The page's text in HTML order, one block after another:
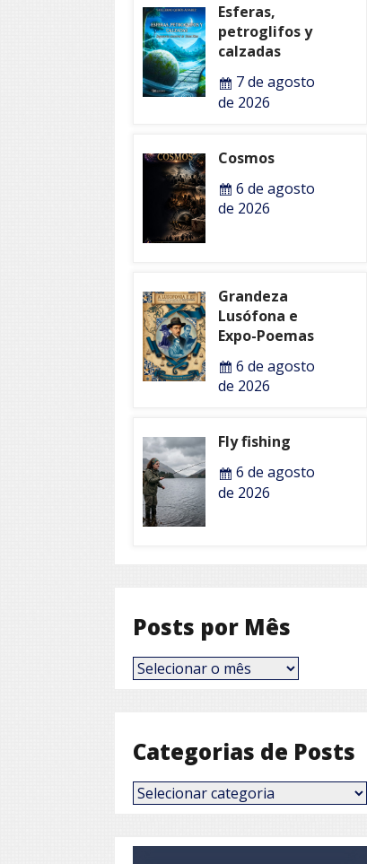
Esferas,
petroglifos y
calzadas
7 de agosto
de 2026
Cosmos
6 de agosto
de 2026
Grandeza
Lusófona e
Expo-Poemas
6 de agosto
de 2026
Fly fishing
6 de agosto
de 2026
Posts por Mês
Posts
por
Categorias de Posts
Categorias
de